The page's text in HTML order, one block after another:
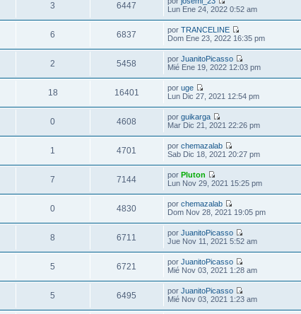
3 6447
Lun Ene 24, 2022 0:52 am
6 6837 porTRANCELINE
Dom Ene 23, 2022 16:35 pm
2 5458 porJuanitoPicasso
Mié Ene 19, 2022 12:03 pm
18 16401 poruge
Lun Dic 27, 2021 12:54 pm
0 4608 porguikarga
Mar Dic 21, 2021 22:26 pm
1 4701 porchemazalab
Sab Dic 18, 2021 20:27 pm
7 7144 porPluton
Lun Nov 29, 2021 15:25 pm
0 4830 porchemazalab
Dom Nov 28, 2021 19:05 pm
8 6711 porJuanitoPicasso
Jue Nov 11, 2021 5:52 am
5 6721 porJuanitoPicasso
Mié Nov 03, 2021 1:28 am
5 6495 porJuanitoPicasso
Mié Nov 03, 2021 1:23 am